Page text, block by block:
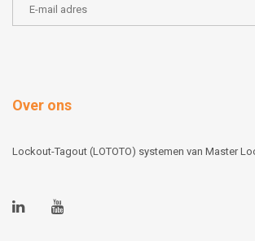
Over ons
Lockout-Tagout (LOTOTO) systemen van Master